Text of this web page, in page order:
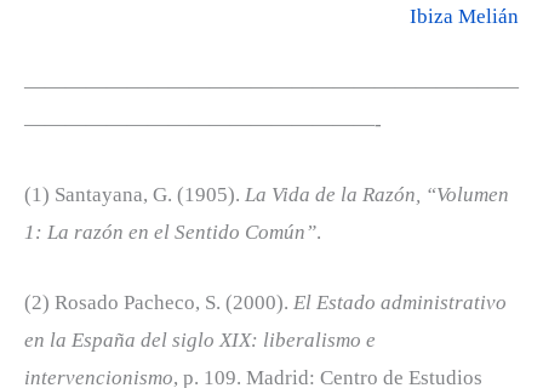
Ibiza Melián
————————————————————————
—————————————————-
(1) Santayana, G. (1905). La Vida de la Razón, “Volumen
1: La razón en el Sentido Común”.
(2) Rosado Pacheco, S. (2000). El Estado administrativo
en la España del siglo XIX: liberalismo e
intervencionismo, p. 109. Madrid: Centro de Estudios